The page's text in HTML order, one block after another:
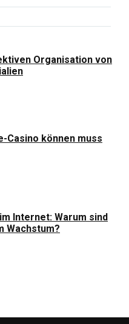
Organisation von
Casino können muss
Internet: Warum sind
Wachstum?